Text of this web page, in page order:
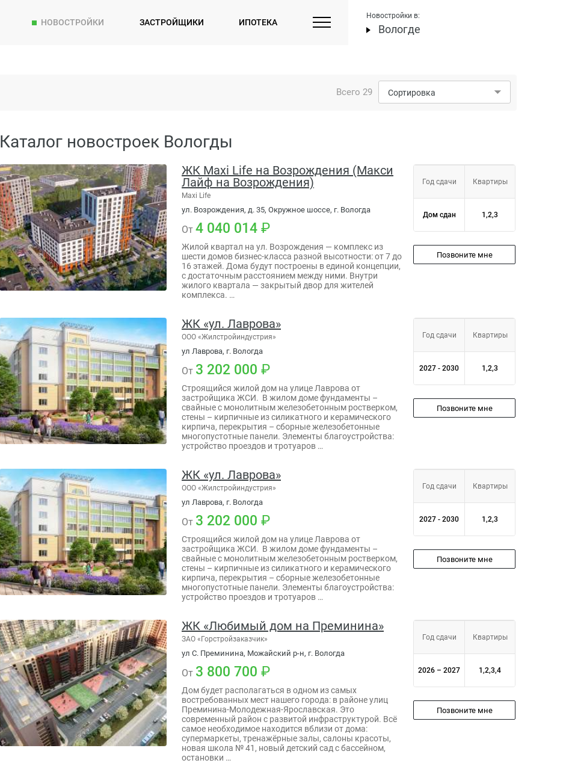
НОВОСТРОЙКИ ЗАСТРОЙЩИКИ ИПОТЕКА
Новостройки в:
Вологде
Всего 29 Сортировка
Каталог новостроек Вологды
ЖК Maxi Life на Возрождения (Макси
Лайф на Возрождения)
Maxi Life
ул. Возрождения, д. 35, Окружное шоссе, г. Вологда
От 4 040 014
Жилой квартал на ул. Возрождения — комплекс из
шести домов бизнес-класса разной высотности: от 7 до
16 этажей. Дома будут построены в единой концепции,
с достаточным расстоянием между ними. Внутри
жилого квартала — закрытый двор для жителей
комплекса. …
Год сдачи Квартиры
Дом сдан 1,2,3
Позвоните мне
ЖК «ул. Лаврова»
ООО «Жилстройиндустрия»
ул Лаврова, г. Вологда
От 3 202 000
Строящийся жилой дом на улице Лаврова от
застройщика ЖСИ. В жилом доме фундаменты –
свайные с монолитным железобетонным ростверком,
стены – кирпичные из силикатного и керамического
кирпича, перекрытия – сборные железобетонные
многопустотные панели. Элементы благоустройства:
устройство проездов и тротуаров …
Год сдачи Квартиры
2027 - 2030 1,2,3
Позвоните мне
ЖК «ул. Лаврова»
ООО «Жилстройиндустрия»
ул Лаврова, г. Вологда
От 3 202 000
Строящийся жилой дом на улице Лаврова от
застройщика ЖСИ. В жилом доме фундаменты –
свайные с монолитным железобетонным ростверком,
стены – кирпичные из силикатного и керамического
кирпича, перекрытия – сборные железобетонные
многопустотные панели. Элементы благоустройства:
устройство проездов и тротуаров …
Год сдачи Квартиры
2027 - 2030 1,2,3
Позвоните мне
ЖК «Любимый дом на Преминина»
ЗАО «Горстройзаказчик»
ул С. Преминина, Можайский р-н, г. Вологда
От 3 800 700
Дом будет располагаться в одном из самых
востребованных мест нашего города: в районе улиц
Преминина-Молодежная-Ярославская. Это
современный район с развитой инфраструктурой. Всё
самое необходимое находится вблизи от дома:
супермаркеты, тренажёрные залы, салоны красоты,
новая школа № 41, новый детский сад с бассейном,
остановки …
Год сдачи Квартиры
2026 – 2027 1,2,3,4
Позвоните мне